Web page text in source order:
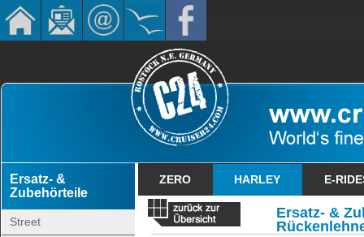
Ersatz- &
Zubehörteile
Street
ZERO HARLEY E-
Ersatz- &